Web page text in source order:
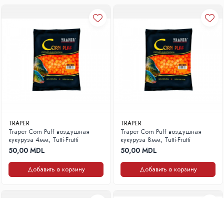
Палатки, шатры
Плитки, горелки
Спальники, матрасы, подушки
Аксессуары для лодок
Лодки
Эхолоты
Одежда, обувь
TRAPER
Traper Corn Puff воздушная
кукуруза 4мм, Tutti-Frutti
50,00 MDL
Добавить в корзину
TRAPER
Traper Corn Puff воздушная
кукуруза 8мм, Tutti-Frutti
50,00 MDL
Добавить в корзину